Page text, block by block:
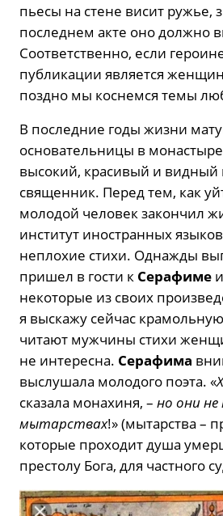
пьесы на стене висит ружье,
последнем акте оно должно
Соответственно, если
публикации является
поздно мы коснемся темы
В последние годы жизни
основательницы в
высокий, красивый и видный
священник. Перед тем, как
молодой человек закончил
институт иностранных
неплохие стихи. Однажды
пришел в гости к Серафиме
некоторые из своих
я выскажу сейчас
читают мужчины стихи
не интересна. Серафима
выслушала молодого поэта. «
сказала монахиня, – но они
мытарствах!» (мытарства –
которые проходит душа
престолу Бога, для частного